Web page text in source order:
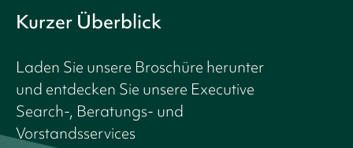
Kurzer Überblick
Laden Sie unsere Broschüre herunter
und entdecken Sie unsere Executive
Search-, Beratungs- und
Vorstandsservices